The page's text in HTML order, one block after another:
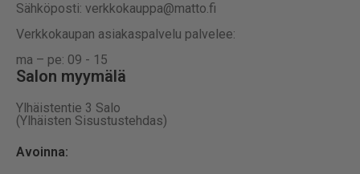
Sähköposti: verkkokauppa@matto.fi
Verkkokaupan asiakaspalvelu palvelee:
ma – pe: 09 - 15
Salon myymälä
Ylhäistentie 3 Salo
(Ylhäisten Sisustustehdas)
Avoinna: